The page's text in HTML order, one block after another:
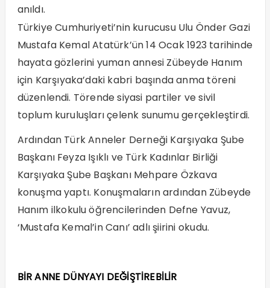
anıldı.
Türkiye Cumhuriyeti’nin kurucusu Ulu Önder Gazi
Mustafa Kemal Atatürk’ün 14 Ocak 1923 tarihinde
hayata gözlerini yuman annesi Zübeyde Hanım
için Karşıyaka’daki kabri başında anma töreni
düzenlendi. Törende siyasi partiler ve sivil
toplum kuruluşları çelenk sunumu gerçekleştirdi.
Ardından Türk Anneler Derneği Karşıyaka Şube
Başkanı Feyza Işıklı ve Türk Kadınlar Birliği
Karşıyaka Şube Başkanı Mehpare Özkava
konuşma yaptı. Konuşmaların ardından Zübeyde
Hanım ilkokulu öğrencilerinden Defne Yavuz,
‘Mustafa Kemal’in Canı’ adlı şiirini okudu.
BİR ANNE DÜNYAYI DEĞİŞTİREBİLİR